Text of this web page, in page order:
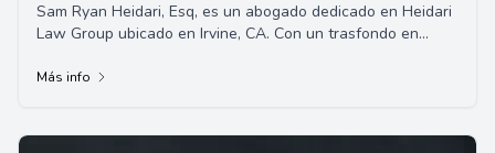
Sam Ryan Heidari, Esq, es un abogado dedicado en Heidari
Law Group ubicado en Irvine, CA. Con un trasfondo en
Más info